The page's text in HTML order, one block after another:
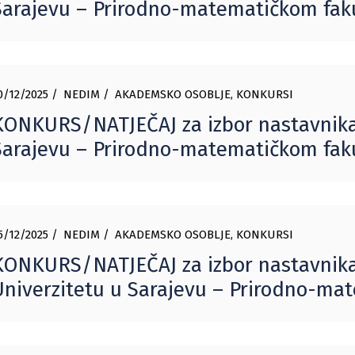
– Prirodno-matematičkom
12/2025 NEDIM AKADEMSKO OSOBLJE, KONKURSI
NATJEČAJ za izbor
– Prirodno-matematičkom
12/2025 NEDIM AKADEMSKO OSOBLJE, KONKURSI
NATJEČAJ za izbor
u Sarajevu – Prirodno-